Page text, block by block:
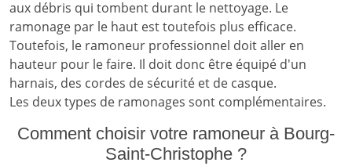
aux débris qui tombent durant le nettoyage. Le
ramonage par le haut est toutefois plus efficace.
Toutefois, le ramoneur professionnel doit aller en
hauteur pour le faire. Il doit donc être équipé d'un
harnais, des cordes de sécurité et de casque.
Les deux types de ramonages sont complémentaires.
Comment choisir votre ramoneur à Bourg-
Saint-Christophe ?